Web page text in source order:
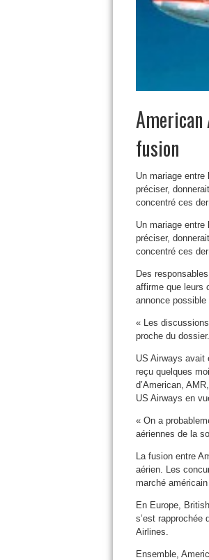
American
fusion
Un mariage
préciser,
concentré ces
Un mariage
préciser,
concentré ces
Des
affirme que leurs
annonce possible
« Les
proche du dossier.
US Airways avait
reçu quelques
d’American,
US Airways en
« On a
aériennes de la
La fusion entre
aérien. Les
marché
En Europe,
s’est rapprochée
Airlines.
Ensemble,